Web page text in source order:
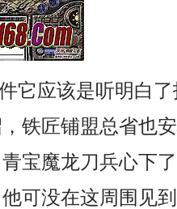
它应该是听明白
铁匠铺盟总省也
宝魔龙刀兵心下
可没在这周围见